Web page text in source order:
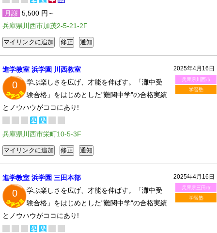
月謝 5,500 円～
兵庫県川西市加茂2-5-21-2F
2025年4月16日
兵庫県川西市
学習塾
進学教室 浜学園 川西教室
0
学ぶ楽しさを広げ、才能を伸ばす。「灘中受
験合格」をはじめとした"難関中学"の合格実績
とノウハウがココにあり!
兵庫県川西市栄町10-5-3F
2025年4月16日
兵庫県三田市
学習塾
進学教室 浜学園 三田本部
0
学ぶ楽しさを広げ、才能を伸ばす。「灘中受
験合格」をはじめとした"難関中学"の合格実績
とノウハウがココにあり!